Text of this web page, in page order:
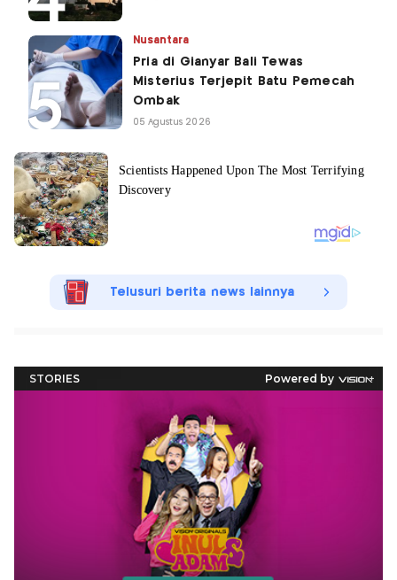
Nusantara
Pria di Gianyar Bali Tewas
Misterius Terjepit Batu Pemecah
Ombak
05 Agustus 2026
Telusuri berita news lainnya